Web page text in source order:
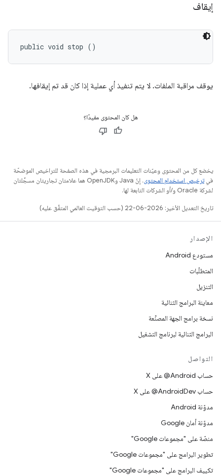
إيقاف
public void stop ()
يوقف مراقبة الملفات. لا يتم تنفيذ أي عملية إذا كان قد تم إيقافها.
هل كان المحتوى مفيدًا؟
يخضع كل من المحتوى وعيّنات التعليمات البرمجية في هذه الصفحة للتراخيص الموضحّة
فيترخيص استخدام المحتوى
. إنّ Java وOpenJDK هما علامتان تجاريتان مسجَّلتان
لشركة Oracle و/أو الشركات التابعة لها.
تاريخ التعديل الأخير: 2026-06-22 (حسب التوقيت العالمي المتفَّق عليه)
الإصدار
مستودع Android
المتطلّبات
التنزيل
معاينة البرامج الثنائية
نسخة برامج الجهة المصنِّعة
البرامج الثنائية لبرنامج التشغيل
التواصل
حساب ‎@Android على X
حساب ‎@AndroidDev على X
مدوّنة Android
مدوّنة أمان Google
منصّة على "مجموعات Google"
تطوير البرامج على "مجموعات Google"
تكييف البرامج على "مجموعات Google"